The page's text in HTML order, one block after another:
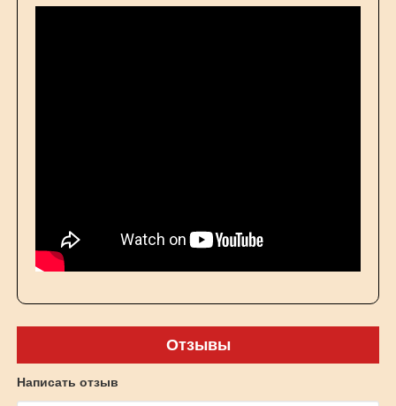
Отзывы
Написать отзыв